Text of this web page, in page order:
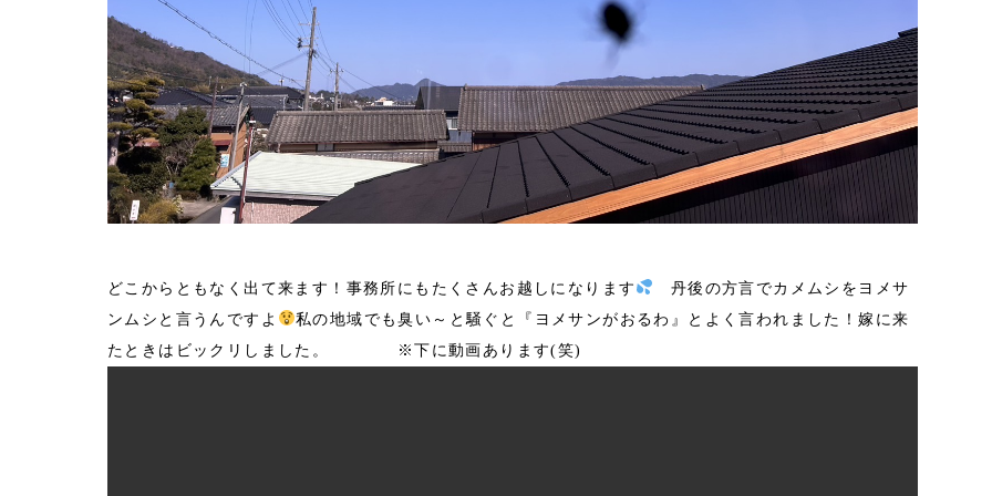
" >
どこからともなく出て来ます！事務所にもたくさんお越しになります
丹後の方言でカメムシをヨメサ
ンムシと言うんですよ
私の地域でも臭い～と騒ぐと『ヨメサンがおるわ』とよく言われました！嫁に来
たときはビックリしました。 ※下に動画あります(笑)